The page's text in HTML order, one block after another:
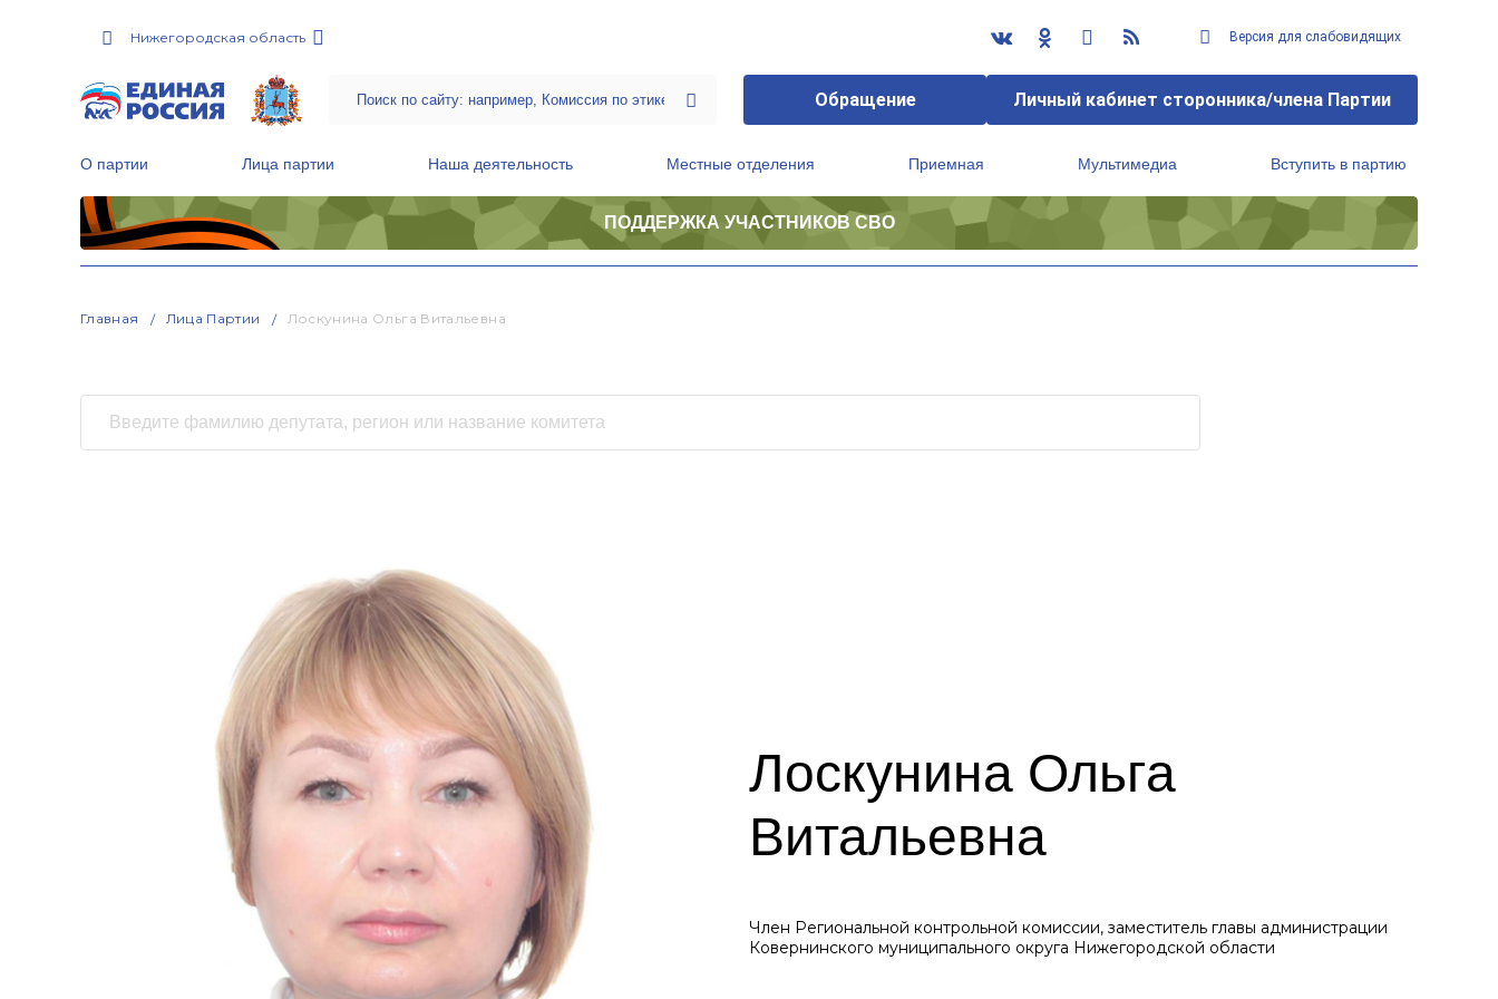
Нижегородская область Версия для слабовидящих
Обращение Личный кабинет сторонника/члена Партии
О партии Лица партии Наша деятельность Местные отделения Приемная Мультимедиа Вступить в партию
ПОДДЕРЖКА УЧАСТНИКОВ СВО
Главная Лица Партии Лоскунина Ольга Витальевна
Лоскунина Ольга
Витальевна
Член Региональной контрольной комиссии, заместитель главы администрации
Ковернинского муниципального округа Нижегородской области